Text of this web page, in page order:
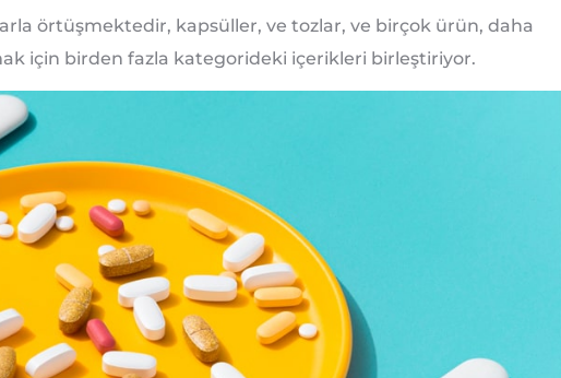
örtüşmektedir, kapsüller, ve tozlar, ve birçok ürün, daha
için birden fazla kategorideki içerikleri birleştiriyor.